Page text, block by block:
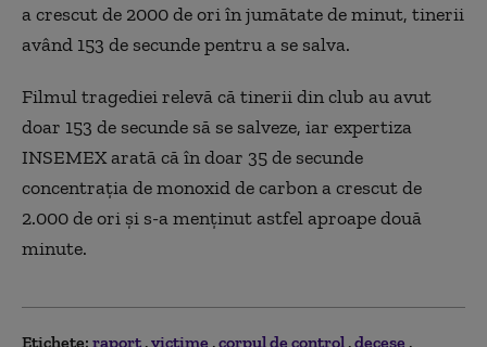
a crescut de 2000 de ori în jumătate de minut, tinerii
având 153 de secunde pentru a se salva.
Filmul tragediei relevă că tinerii din club au avut
doar 153 de secunde să se salveze, iar expertiza
INSEMEX arată că în doar 35 de secunde
concentraţia de monoxid de carbon a crescut de
2.000 de ori şi s-a menţinut astfel aproape două
minute.
Etichete: raport victime corpul de control decese